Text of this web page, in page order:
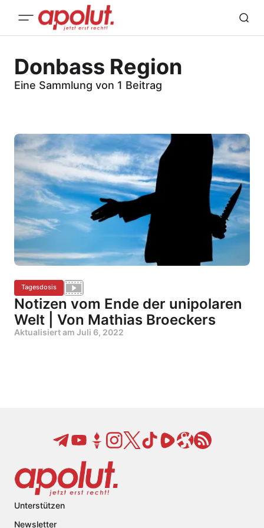
Donbass Region
Eine Sammlung von 1 Beitrag
Tagesdosis
Notizen vom Ende der unipolaren
Welt | Von Mathias Broeckers
Aktualisiert am Juli 6, 2022
Unterstützen
Newsletter